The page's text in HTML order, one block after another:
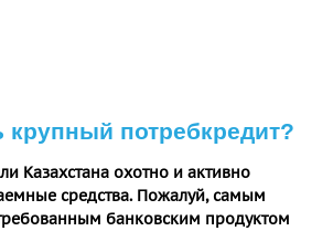
крупный потребкредит?
Казахстана охотно и активно
средства. Пожалуй, самым
банковским продуктом